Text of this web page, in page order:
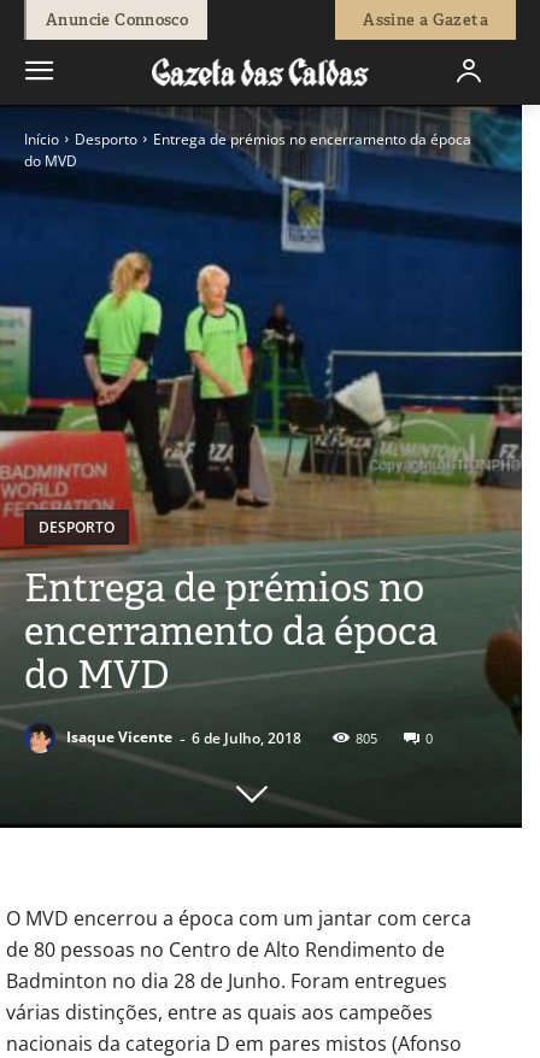
Anuncie Connosco Assine a Gazeta
Início Desporto
Entrega de prémios no encerramento da época
do MVD
DESPORTO
Entrega de prémios no
encerramento da época
do MVD
Isaque Vicente - 6 de Julho, 2018 805 0
O MVD encerrou a época com um jantar com cerca
de 80 pessoas no Centro de Alto Rendimento de
Badminton no dia 28 de Junho. Foram entregues
várias distinções, entre as quais aos campeões
nacionais da categoria D em pares mistos (Afonso